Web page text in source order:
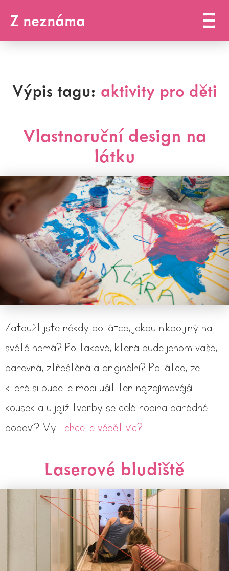
Z neznáma
Výpis tagu: aktivity pro děti
Vlastnoruční design na
látku
Zatoužili jste někdy po látce, jakou nikdo jiný na
světě nemá? Po takové, která bude jenom vaše,
barevná, ztřeštěná a originální? Po látce, ze
které si budete moci ušít ten nejzajímavější
kousek a u jejíž tvorby se celá rodina parádně
pobaví? My… chcete vědět víc?
Laserové bludiště